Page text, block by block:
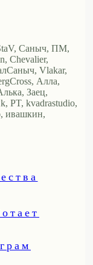
Саныч, ПМ,
Chevalier,
Vlakar,
Алла,
Заец,
PT, kvadrastudio,
ивашкин,